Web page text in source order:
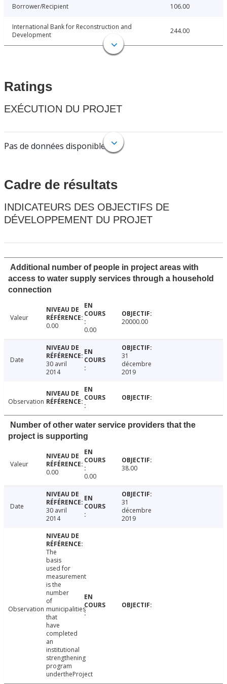
Borrower/Recipient 106.00
International Bank for Reconstruction and
Development
244.00
Ratings
EXÉCUTION DU PROJET
Pas de données disponibles.
Cadre de résultats
INDICATEURS DES OBJECTIFS DE
DÉVELOPPEMENT DU PROJET
Additional number of people in project areas with
access to water supply services through a household
connection
Valeur
0.00
0.00
20000.00
Date
30 avril
2014
31
décembre
2019
Observation
Number of other water service providers that the
project is supporting
Valeur
0.00
0.00
38.00
Date
30 avril
2014
31
décembre
2019
Observation
The
basis
used for
measurement
is the
number
of
municipalities
that
have
completed
an
institutional
strengthening
program
undertheProject